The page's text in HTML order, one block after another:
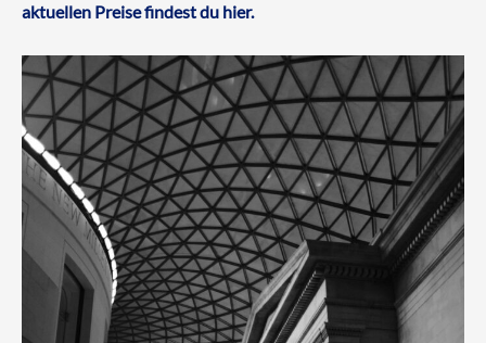
aktuellen Preise findest du hier.